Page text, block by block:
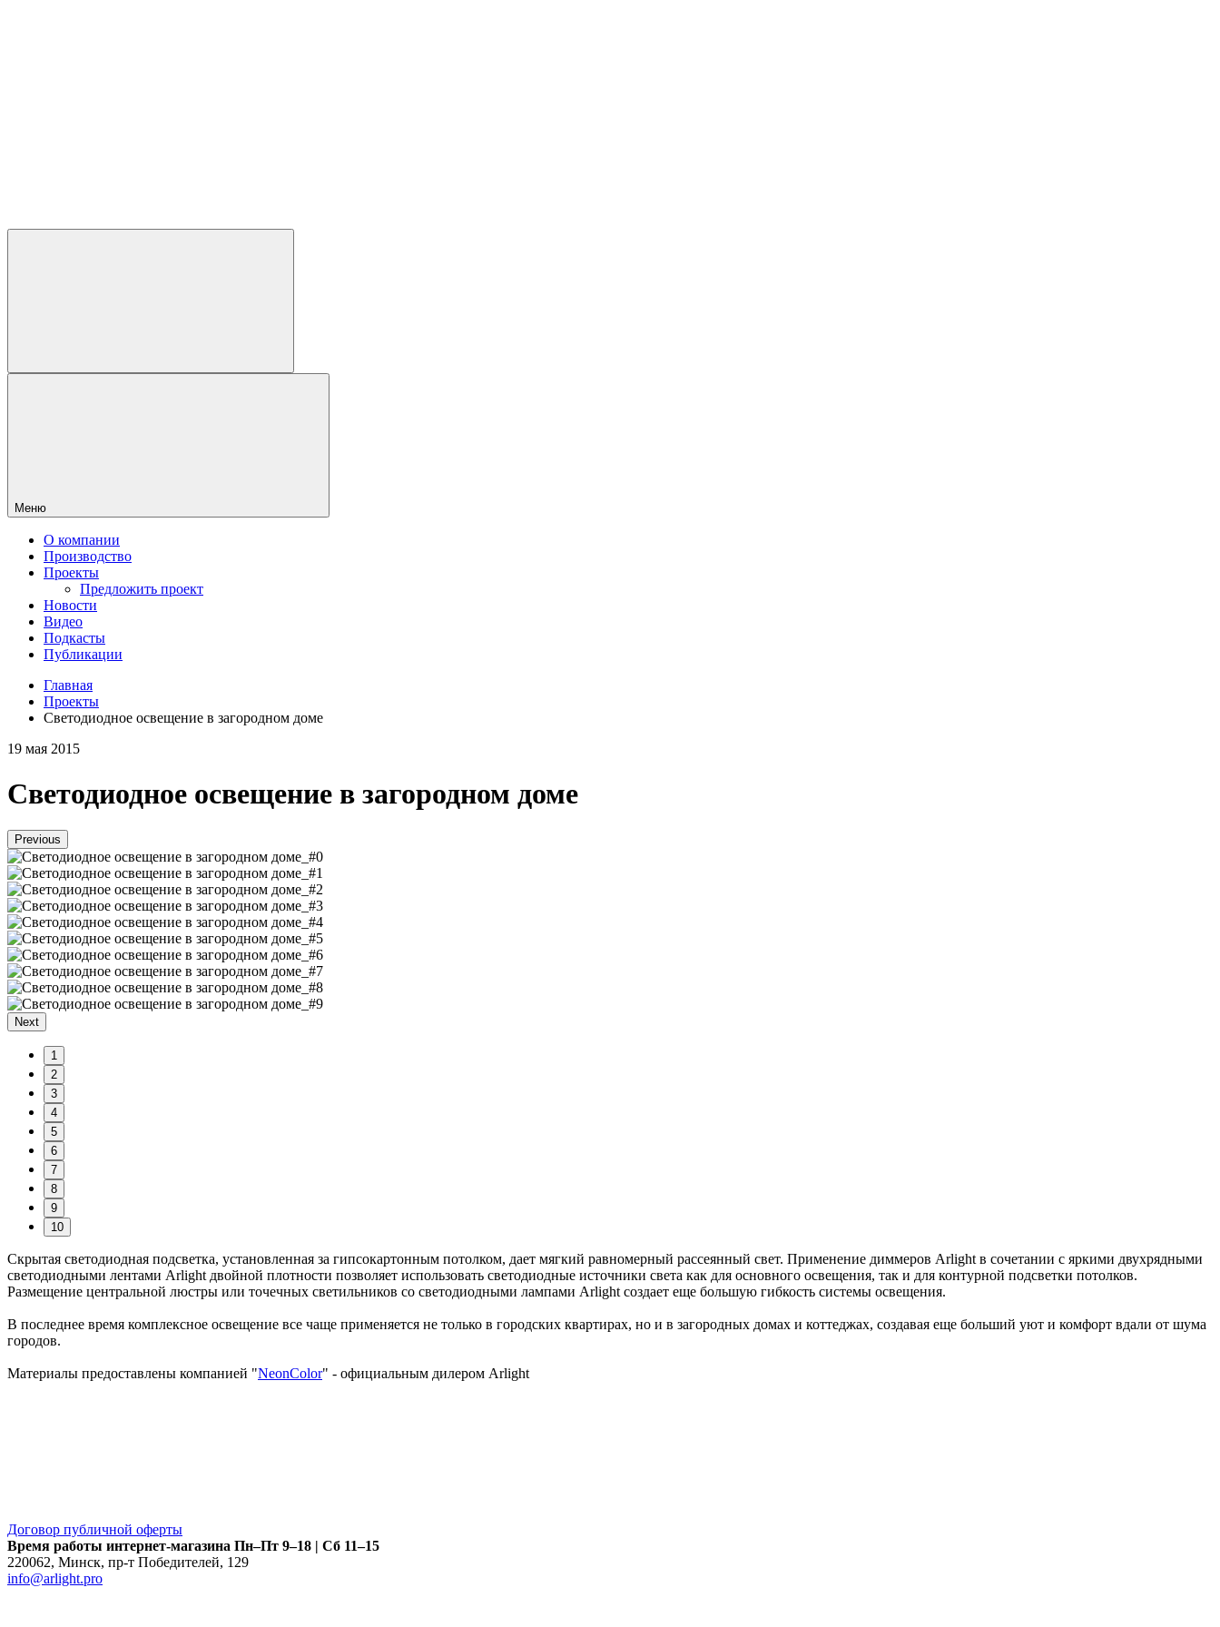
Меню
О компании
Производство
Проекты
Предложить проект
Новости
Видео
Подкасты
Публикации
Главная
Проекты
Светодиодное освещение в загородном доме
19 мая 2015
Светодиодное освещение в загородном доме
Previous
Next
1
2
3
4
5
6
7
8
9
10
Скрытая светодиодная подсветка, установленная за гипсокартонным потолком, дает мягкий равномерный рассеянный свет. Применение диммеров Arlight в сочетании с яркими двухрядными
светодиодными лентами Arlight двойной плотности позволяет использовать светодиодные источники света как для основного освещения, так и для контурной подсветки потолков.
Размещение центральной люстры или точечных светильников со светодиодными лампами Arlight создает еще большую гибкость системы освещения.
В последнее время комплексное освещение все чаще применяется не только в городских квартирах, но и в загородных домах и коттеджах, создавая еще больший уют и комфорт вдали от шума
городов.
Материалы предоставлены компанией "NeonColor" - официальным дилером Arlight
Договор публичной оферты
Время работы интернет-магазина Пн–Пт 9–18 | Сб 11–15
220062, Минск, пр-т Победителей, 129
info@arlight.pro